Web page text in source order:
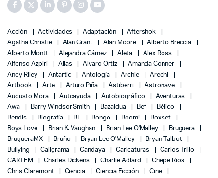
Acción Actividades Adaptación
Aftershok
Agatha Christie
Alan Grant Alan Moore
Alberto Breccia
Alberto Montt
Alejandra Gámez Aleta
Alex Ross
Alfonso Azpiri
Alias Alvaro Ortiz
Amanda Conner
Andy Riley
Antartic Antología Archie
Arechi
Artbook
Arte Arturo Piña Astiberri
Astronave
Augusto Mora
Autoayuda Autobiográfico
Aventuras
Awa
Barry Windsor Smith Bazaldua Bef
Bélico
Bendis
Biografía BL Bongo Boom!
Boxset
Boys Love
Brian K. Vaughan Brian Lee O'Malley
Bruguera
BrugueraMX
Bruño Bryan Lee O'Malley
Bryan Talbot
Bullying
Caligrama Candaya Caricaturas
Carlos Trillo
CARTEM
Charles Dickens Charlie Adlard
Chepe Ríos
Chris Claremont
Ciencia Ciencia Ficción
Cine